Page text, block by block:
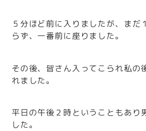
５分ほど前に入りましたが、まだ
らず、一番前に座りました。
その後、皆さん入ってこられ私の
れました。
平日の午後２時ということもあり
した。